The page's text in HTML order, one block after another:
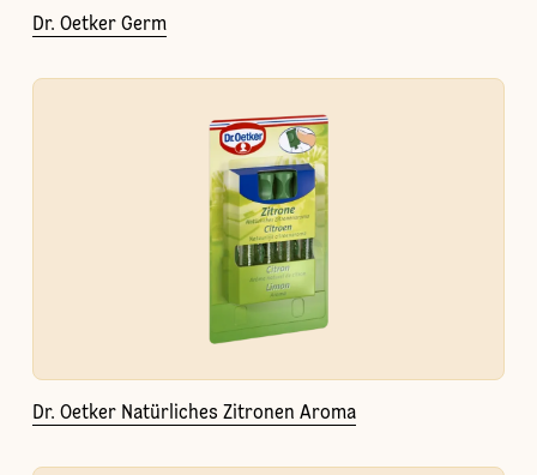
Dr. Oetker Germ
Dr. Oetker Natürliches Zitronen Aroma